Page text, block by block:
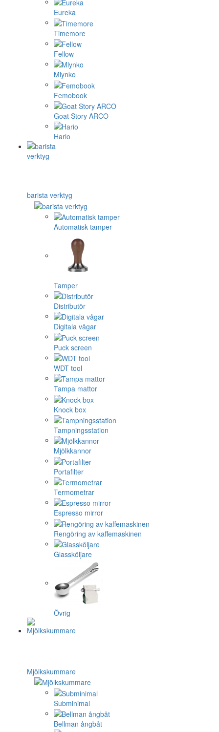
Eureka
Timemore
Fellow
Mlynko
Femobook
Goat Story ARCO
Hario
barista verktyg
Automatisk tamper
Tamper
Distributör
Digitala vågar
Puck screen
WDT tool
Tampa mattor
Knock box
Tampningsstation
Mjölkkannor
Portafilter
Termometrar
Espresso mirror
Rengöring av kaffemaskinen
Glassköljare
Övrig
Mjölkskummare
Subminimal
Bellman ångbåt